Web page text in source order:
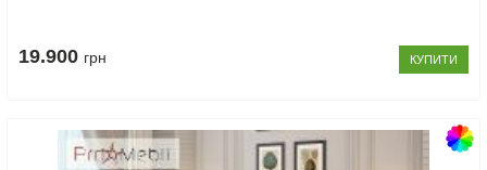
19.900 грн КУПИТИ